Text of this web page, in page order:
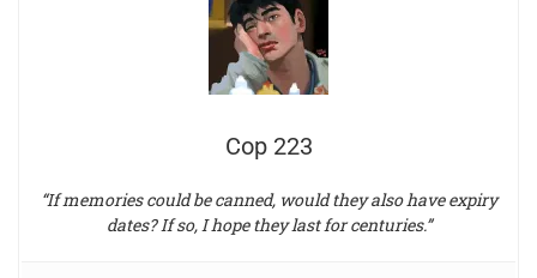
Cop 223
“If memories could be canned, would they also have expiry
dates? If so, I hope they last for centuries.”